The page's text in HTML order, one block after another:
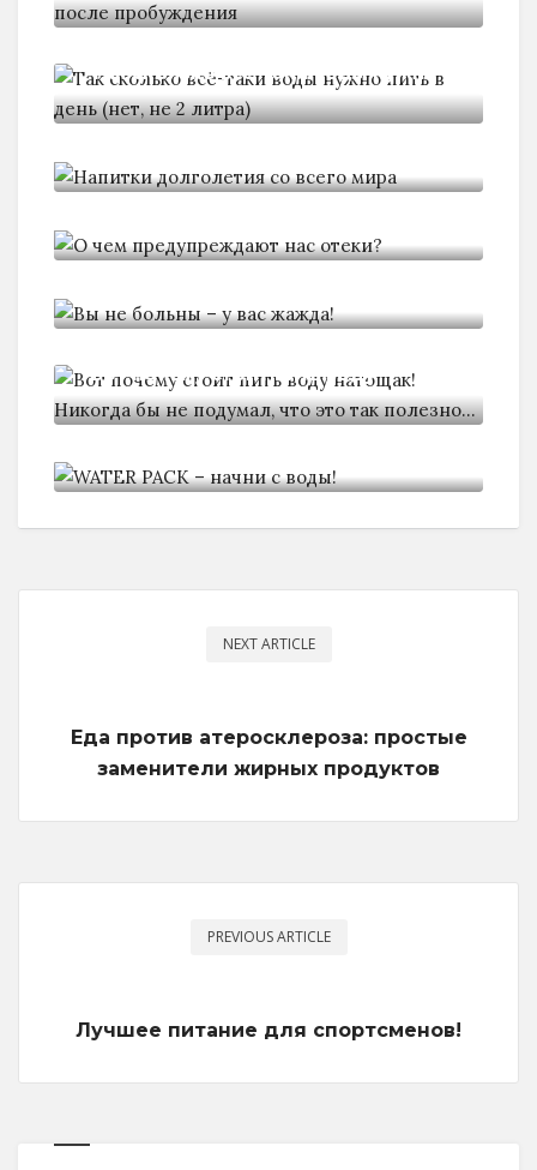
Так сколько всё-таки воды нужно
Напитки долголетия со всего
Вот почему стоит пить воду
NEXT ARTICLE
Еда против атеросклероза: простые
заменители жирных продуктов
PREVIOUS ARTICLE
Лучшее питание для спортсменов!